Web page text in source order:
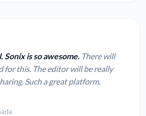
Sonix is so awesome. There will
for this. The editor will be really
Such a great platform.